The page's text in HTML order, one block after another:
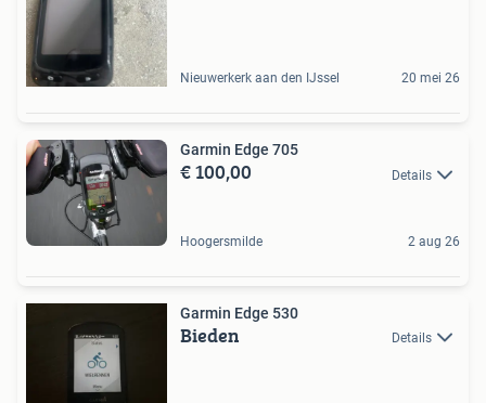
Nieuwerkerk aan den IJssel 20 mei 26
Garmin Edge 705
€ 100,00 Details
Hoogersmilde 2 aug 26
Garmin Edge 530
Bieden Details